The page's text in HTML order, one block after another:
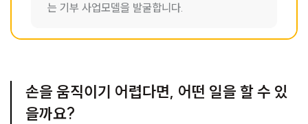
는 기부 사업모델을 발굴합니다.
손을 움직이기 어렵다면, 어떤 일을 할 수 있
을까요?